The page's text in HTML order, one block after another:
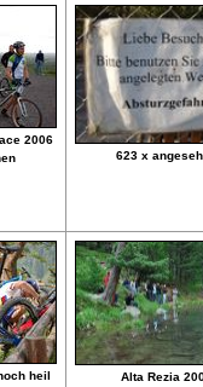
2006
623 x
heil
Alta Rezia